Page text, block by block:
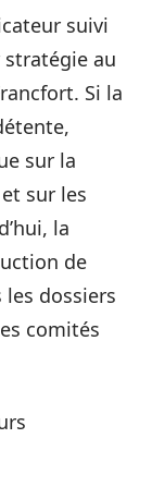
suivi
stratégie au
Si la
sur la
sur les
la
de
dossiers
comités